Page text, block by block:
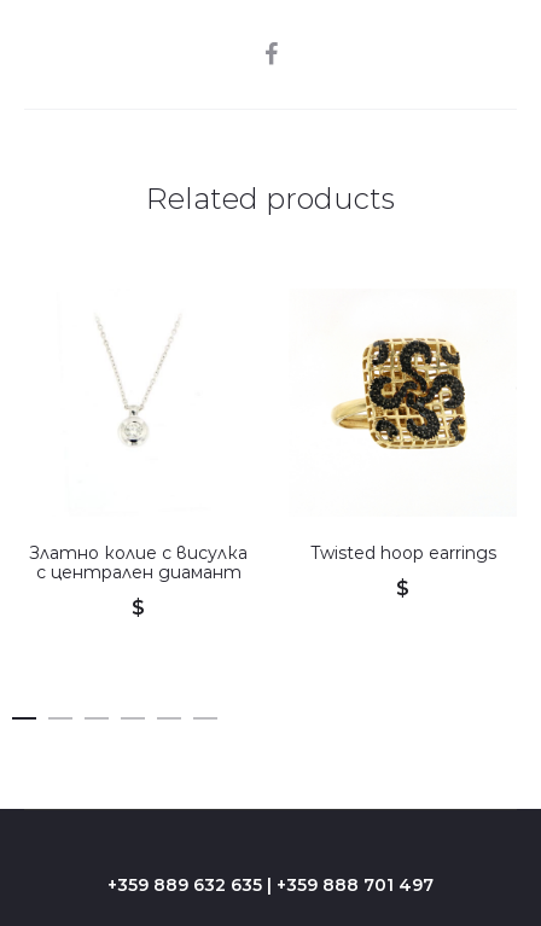
SHARE
Related products
Златно колие с висулка
с централен диамант
$
Twisted hoop earrings
$
+359 889 632 635 | +359 888 701 497